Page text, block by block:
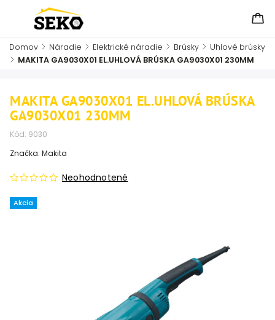
Domov / Náradie / Elektrické náradie / Brúsky / Uhlové brúsky
/ MAKITA GA9030X01 EL.UHLOVÁ BRÚSKA GA9030X01 230MM
MAKITA GA9030X01 EL.UHLOVÁ BRÚSKA
GA9030X01 230MM
Kód: 9030
Akcia
Neohodnotené
Značka: Makita